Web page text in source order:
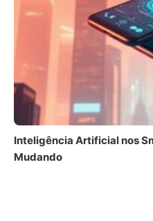
Inteligência Artificial nos
Mudando